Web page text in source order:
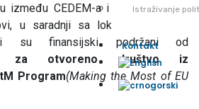
Istraživanje
Kontakt
između CEDEM-a i opština Nikšić,
u saradnji sa lokalnim romskim
su finansijski podržani od
za otvoreno društvo iz
Program(Making the Most of EU